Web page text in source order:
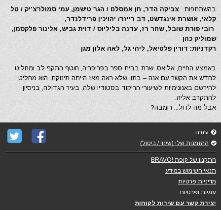
בהשתתפות: צביקה הדר, חן אמסלם / הגר טישמן, עמי סמולרצ'יק / טל
קלאי, אושרת אינגדשט, דב רייזר/ יהויכין פרידלנדר,
רובי פורת שובל, שחר רז, עדנה בליליוס / דוית גביש, אלינור פלקסמן,
שמוליק כהן
רקדניות: דורין פלטיאל, ליהי גל, לאה אלון מגן
באמצע החיים, אליאס, שרת בבית ספר בפריפריה, חוטף התקף לב ומחליט
לחדש את הקשר עם אנה – בתו, שלא ראה מאז הייתה תינוקת. הוא מחליט
להירשם באנונימיות לשיעורי הריקוד בסטודיו שלה, בעיר הגדולה, בניסיון
להתקרב אליה.
אבל מה לו ול... רומבה?
עזרה
ההזמנות שלי (שינוי / ביטול)
התקנון של קופת !BRAVO
תנאי השימוש במידע
מדיניות פרטיות
עוגיות ופרטיות
יצירת קשר עם שירות לקוחות